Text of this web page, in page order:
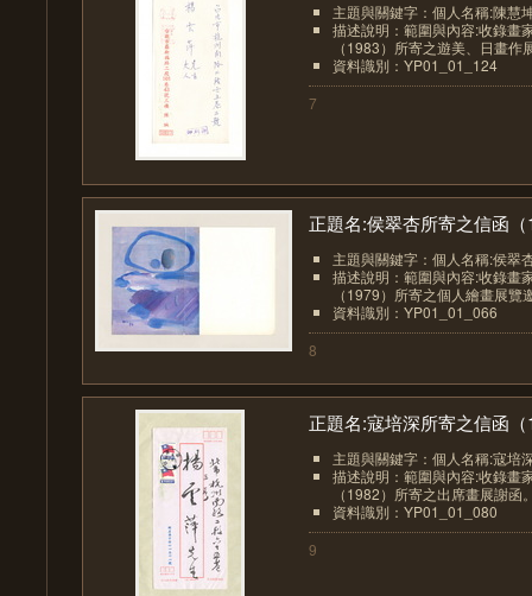
主題與關鍵字：個人名稱:陳慧
描述說明：範圍與內容:收錄畫
（1983）所寄之遊美、日畫作
資料識別：YP01_01_124
7
正題名:侯翠杏所寄之信函（
主題與關鍵字：個人名稱:侯翠
描述說明：範圍與內容:收錄畫
（1979）所寄之個人繪畫展覽
資料識別：YP01_01_066
8
正題名:寇培深所寄之信函（
主題與關鍵字：個人名稱:寇培
描述說明：範圍與內容:收錄畫
（1982）所寄之出席畫展謝函
資料識別：YP01_01_080
9